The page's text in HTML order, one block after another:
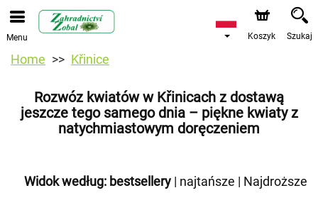
Menu Koszyk Szukaj
Home Křinice
Rozwóz kwiatów w Křinicach z dostawą
jeszcze tego samego dnia – piękne kwiaty z
natychmiastowym doręczeniem
Widok według: bestsellery | najtańsze | Najdroższe